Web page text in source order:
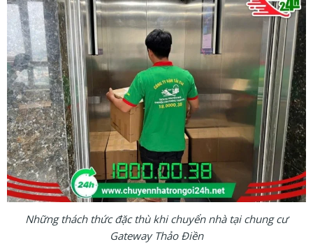
Những thách thức đặc thù khi chuyển nhà tại chung cư
Gateway Thảo Điền